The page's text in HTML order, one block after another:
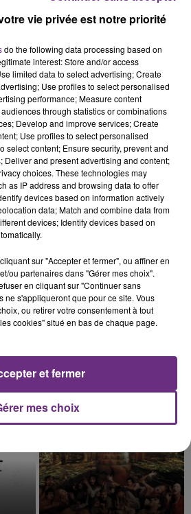
intense qui est toujours
DE REIMS FERME
du centre-ville
JouéClub est contraint de
TEDDY SWIMS
Mr Know It All
6h28
6h28
vie privée est notre priorité
do the following data processing based on
interest: Store and/or access
limited data to select advertising; Create
Use profiles to select personalised
performance; Measure content
through statistics or combinations
Develop and improve services; Create
Use profiles to select personalised
select content; Ensure security, prevent and
Deliver and present advertising and content;
choices. These technologies may
as IP address and browsing data to offer
devices based on information actively
data; Match and combine data from
devices; Identify devices based on
sur "Accepter et fermer", ou affiner en
ou partenaires dans "Gérer mes choix".
en cliquant sur "Continuer sans
ne s'appliqueront que pour ce site. Vous
ou retirer votre consentement à tout
cookies" situé en bas de chaque page.
mes choix
et fermer